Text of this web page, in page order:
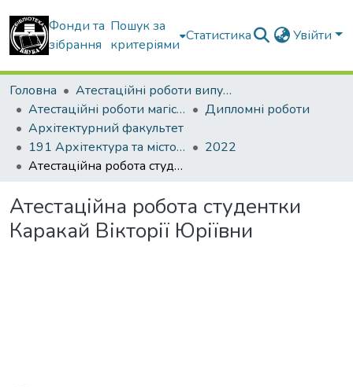
Фонди та
зібрання
Пошук за
критеріями
Статистика Увійти
Головна
Атестаційні роботи випускників
Атестаційні роботи магістрів
Дипломні роботи
Архітектурний факультет
191 Архітектура та містобудування. Дизайн архітектурного середовища
2022
Атестаційна робота студентки Каракай Вікторії Юріївни
Атестаційна робота студентки
Каракай Вікторії Юріївни